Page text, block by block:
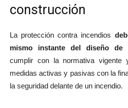
construcción
La protección contra incendios
mismo instante del diseño de
cumplir con la normativa vigente
medidas activas y pasivas con la
la seguridad delante de un incendio.